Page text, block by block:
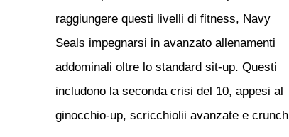
raggiungere questi livelli di fitness, Navy
Seals impegnarsi in avanzato allenamenti
addominali oltre lo standard sit-up. Questi
includono la seconda crisi del 10, appesi al
ginocchio-up, scricchiolii avanzate e crunch